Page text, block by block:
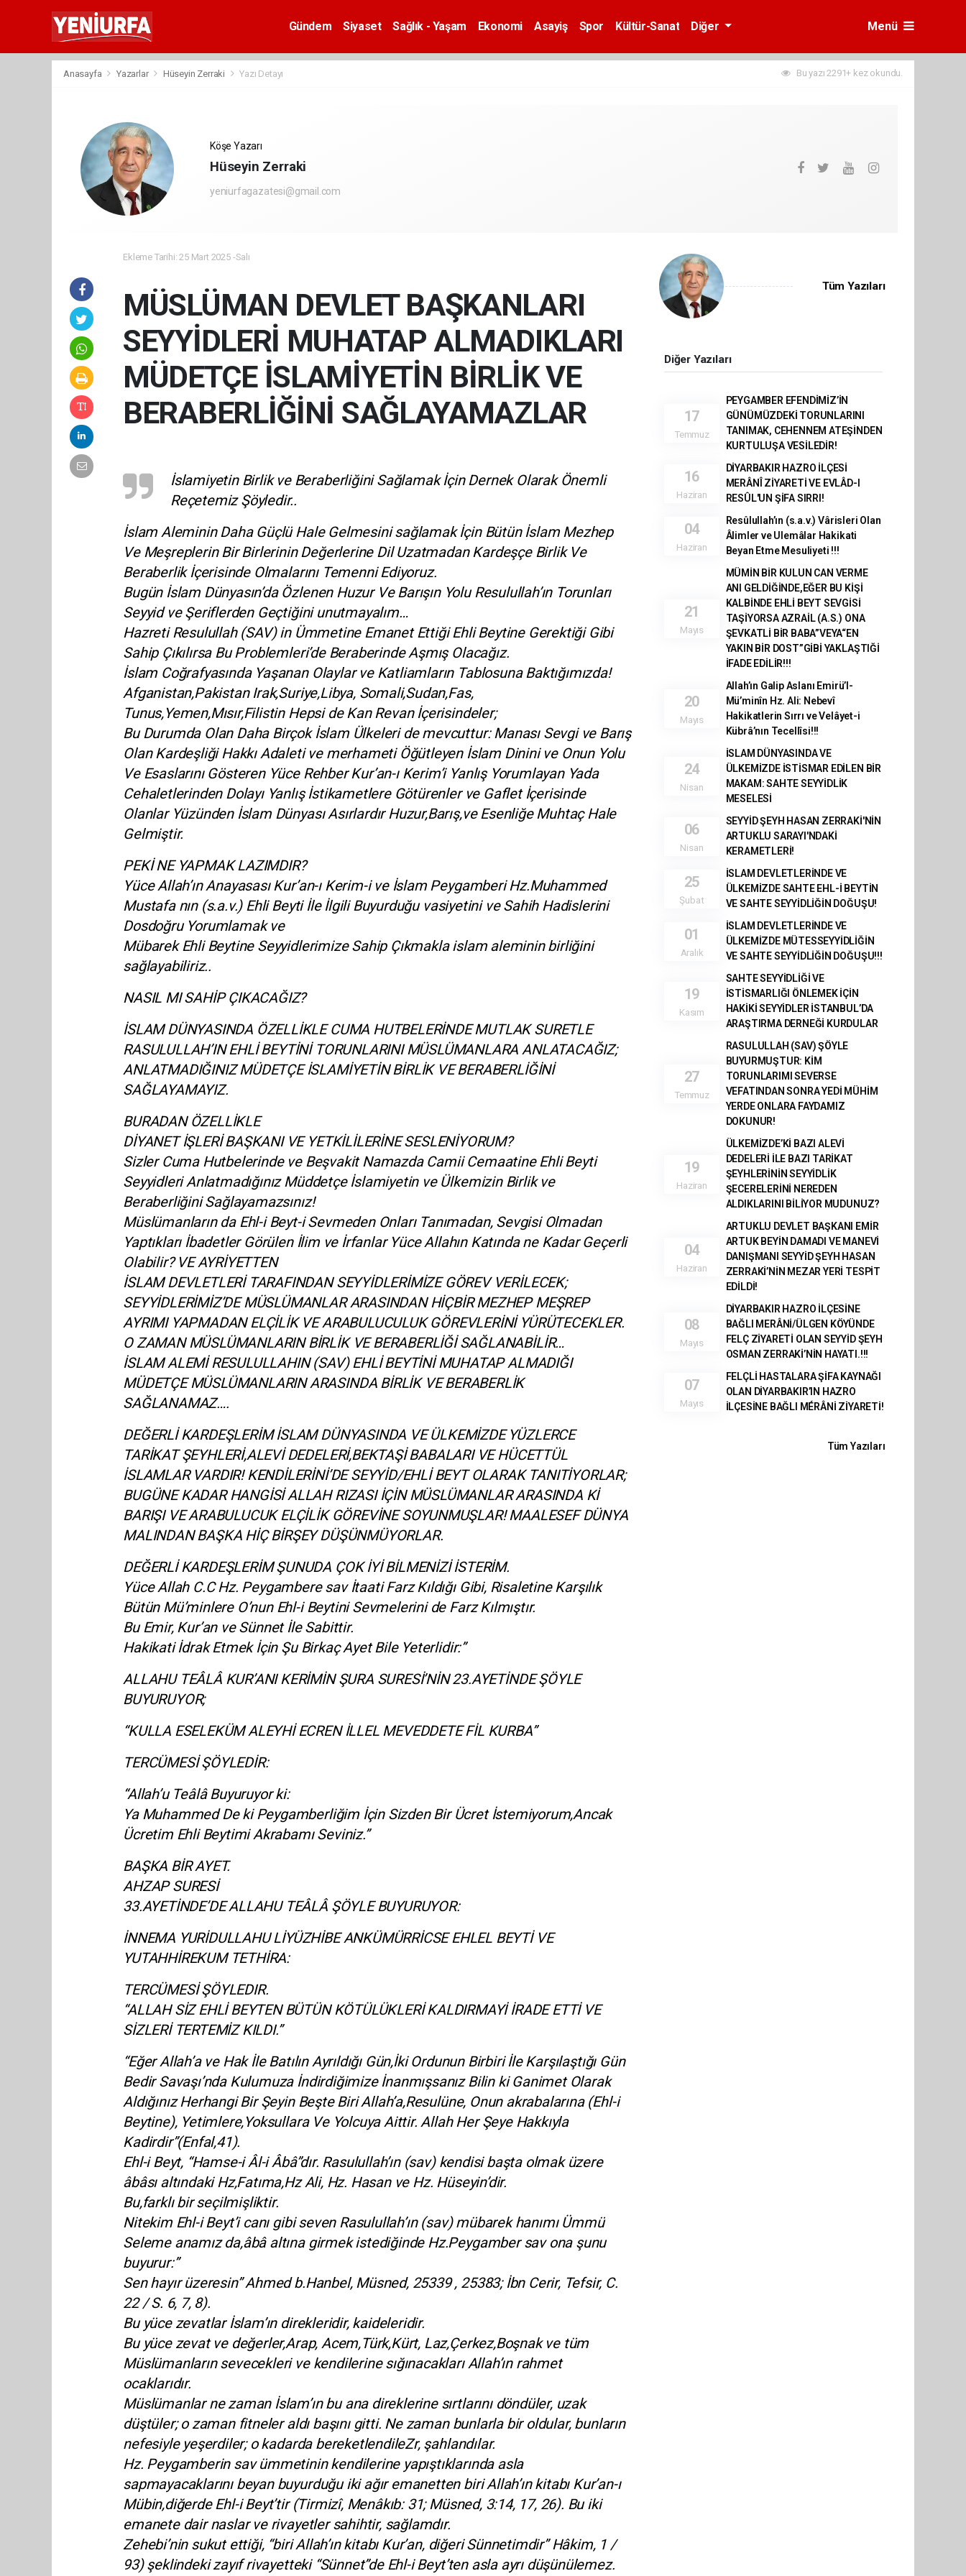
Gündem Siyaset Sağlık - Yaşam Ekonomi Asayiş Spor Kültür-Sanat Diğer Menü
Anasayfa Yazarlar Hüseyin Zerraki Yazı Detayı Bu yazı 2291+ kez okundu.
Köşe Yazarı
Hüseyin Zerraki
yeniurfagazatesi@gmail.com
Ekleme Tarihi: 25 Mart 2025 -Salı
MÜSLÜMAN DEVLET BAŞKANLARI
SEYYİDLERİ MUHATAP ALMADIKLARI
MÜDETÇE İSLAMİYETİN BİRLİK VE
BERABERLİĞİNİ SAĞLAYAMAZLAR
İslamiyetin Birlik ve Beraberliğini Sağlamak İçin Dernek Olarak Önemli
Reçetemiz Şöyledir..
İslam Aleminin Daha Güçlü Hale Gelmesini sağlamak İçin Bütün İslam Mezhep
Ve Meşreplerin Bir Birlerinin Değerlerine Dil Uzatmadan Kardeşçe Birlik Ve
Beraberlik İçerisinde Olmalarını Temenni Ediyoruz.
Bugün İslam Dünyasın’da Özlenen Huzur Ve Barışın Yolu Resulullah’ın Torunları
Seyyid ve Şeriflerden Geçtiğini unutmayalım…
Hazreti Resulullah (SAV) in Ümmetine Emanet Ettiği Ehli Beytine Gerektiği Gibi
Sahip Çıkılırsa Bu Problemleri’de Beraberinde Aşmış Olacağız.
İslam Coğrafyasında Yaşanan Olaylar ve Katliamların Tablosuna Baktığımızda!
Afganistan,Pakistan Irak,Suriye,Libya, Somali,Sudan,Fas,
Tunus,Yemen,Mısır,Filistin Hepsi de Kan Revan İçerisindeler;
Bu Durumda Olan Daha Birçok İslam Ülkeleri de mevcuttur: Manası Sevgi ve Barış
Olan Kardeşliği Hakkı Adaleti ve merhameti Öğütleyen İslam Dinini ve Onun Yolu
Ve Esaslarını Gösteren Yüce Rehber Kur’an-ı Kerim’i Yanlış Yorumlayan Yada
Cehaletlerinden Dolayı Yanlış İstikametlere Götürenler ve Gaflet İçerisinde
Olanlar Yüzünden İslam Dünyası Asırlardır Huzur,Barış,ve Esenliğe Muhtaç Hale
Gelmiştir.
PEKİ NE YAPMAK LAZIMDIR?
Yüce Allah’ın Anayasası Kur’an-ı Kerim-i ve İslam Peygamberi Hz.Muhammed
Mustafa nın (s.a.v.) Ehli Beyti İle İlgili Buyurduğu vasiyetini ve Sahih Hadislerini
Dosdoğru Yorumlamak ve
Mübarek Ehli Beytine Seyyidlerimize Sahip Çıkmakla islam aleminin birliğini
sağlayabiliriz..
NASIL MI SAHİP ÇIKACAĞIZ?
İSLAM DÜNYASINDA ÖZELLİKLE CUMA HUTBELERİNDE MUTLAK SURETLE
RASULULLAH’IN EHLİ BEYTİNİ TORUNLARINI MÜSLÜMANLARA ANLATACAĞIZ;
ANLATMADIĞINIZ MÜDETÇE İSLAMİYETİN BİRLİK VE BERABERLİĞİNİ
SAĞLAYAMAYIZ.
BURADAN ÖZELLİKLE
DİYANET İŞLERİ BAŞKANI VE YETKİLİLERİNE SESLENİYORUM?
Sizler Cuma Hutbelerinde ve Beşvakit Namazda Camii Cemaatine Ehli Beyti
Seyyidleri Anlatmadığınız Müddetçe İslamiyetin ve Ülkemizin Birlik ve
Beraberliğini Sağlayamazsınız!
Müslümanların da Ehl-i Beyt-i Sevmeden Onları Tanımadan, Sevgisi Olmadan
Yaptıkları İbadetler Görülen İlim ve İrfanlar Yüce Allahın Katında ne Kadar Geçerli
Olabilir? VE AYRİYETTEN
İSLAM DEVLETLERİ TARAFINDAN SEYYİDLERİMİZE GÖREV VERİLECEK;
SEYYİDLERİMİZ’DE MÜSLÜMANLAR ARASINDAN HİÇBİR MEZHEP MEŞREP
AYRIMI YAPMADAN ELÇİLİK VE ARABULUCULUK GÖREVLERİNİ YÜRÜTECEKLER.
O ZAMAN MÜSLÜMANLARIN BİRLİK VE BERABERLİĞİ SAĞLANABİLİR…
İSLAM ALEMİ RESULULLAHIN (SAV) EHLİ BEYTİNİ MUHATAP ALMADIĞI
MÜDETÇE MÜSLÜMANLARIN ARASINDA BİRLİK VE BERABERLİK
SAĞLANAMAZ….
DEĞERLİ KARDEŞLERİM İSLAM DÜNYASINDA VE ÜLKEMİZDE YÜZLERCE
TARİKAT ŞEYHLERİ,ALEVİ DEDELERİ,BEKTAŞİ BABALARI VE HÜCETTÜL
İSLAMLAR VARDIR! KENDİLERİNİ’DE SEYYİD/EHLİ BEYT OLARAK TANITİYORLAR;
BUGÜNE KADAR HANGİSİ ALLAH RIZASI İÇİN MÜSLÜMANLAR ARASINDA Kİ
BARIŞI VE ARABULUCUK ELÇİLİK GÖREVİNE SOYUNMUŞLAR! MAALESEF DÜNYA
MALINDAN BAŞKA HİÇ BİRŞEY DÜŞÜNMÜYORLAR.
DEĞERLİ KARDEŞLERİM ŞUNUDA ÇOK İYİ BİLMENİZİ İSTERİM.
Yüce Allah C.C Hz. Peygambere sav İtaati Farz Kıldığı Gibi, Risaletine Karşılık
Bütün Mü’minlere O’nun Ehl-i Beytini Sevmelerini de Farz Kılmıştır.
Bu Emir, Kur’an ve Sünnet İle Sabittir.
Hakikati İdrak Etmek İçin Şu Birkaç Ayet Bile Yeterlidir:”
ALLAHU TEÂLÂ KUR’ANI KERİMİN ŞURA SURESİ’NİN 23.AYETİNDE ŞÖYLE
BUYURUYOR;
“KULLA ESELEKÜM ALEYHİ ECREN İLLEL MEVEDDETE FİL KURBA”
TERCÜMESİ ŞÖYLEDİR:
“Allah’u Teâlâ Buyuruyor ki:
Ya Muhammed De ki Peygamberliğim İçin Sizden Bir Ücret İstemiyorum,Ancak
Ücretim Ehli Beytimi Akrabamı Seviniz.”
BAŞKA BİR AYET.
AHZAP SURESİ
33.AYETİNDE’DE ALLAHU TEÂLÂ ŞÖYLE BUYURUYOR:
İNNEMA YURİDULLAHU LİYÜZHİBE ANKÜMÜRRİCSE EHLEL BEYTİ VE
YUTAHHİREKUM TETHİRA:
TERCÜMESİ ŞÖYLEDIR.
“ALLAH SİZ EHLİ BEYTEN BÜTÜN KÖTÜLÜKLERİ KALDIRMAYİ İRADE ETTİ VE
SİZLERİ TERTEMİZ KILDI.”
“Eğer Allah’a ve Hak İle Batılın Ayrıldığı Gün,İki Ordunun Birbiri İle Karşılaştığı Gün
Bedir Savaşı’nda Kulumuza İndirdiğimize İnanmışsanız Bilin ki Ganimet Olarak
Aldığınız Herhangi Bir Şeyin Beşte Biri Allah’a,Resulüne, Onun akrabalarına (Ehl-i
Beytine), Yetimlere,Yoksullara Ve Yolcuya Aittir. Allah Her Şeye Hakkıyla
Kadirdir”(Enfal,41).
Ehl-i Beyt, “Hamse-i Âl-i Âbâ”dır. Rasulullah’ın (sav) kendisi başta olmak üzere
âbâsı altındaki Hz,Fatıma,Hz Ali, Hz. Hasan ve Hz. Hüseyin’dir.
Bu,farklı bir seçilmişliktir.
Nitekim Ehl-i Beyt’i canı gibi seven Rasulullah’ın (sav) mübarek hanımı Ümmü
Seleme anamız da,âbâ altına girmek istediğinde Hz.Peygamber sav ona şunu
buyurur:”
Sen hayır üzeresin” Ahmed b.Hanbel, Müsned, 25339 , 25383; İbn Cerir, Tefsir, C.
22 / S. 6, 7, 8).
Bu yüce zevatlar İslam’ın direkleridir, kaideleridir.
Bu yüce zevat ve değerler,Arap, Acem,Türk,Kürt, Laz,Çerkez,Boşnak ve tüm
Müslümanların sevecekleri ve kendilerine sığınacakları Allah’ın rahmet
ocaklarıdır.
Müslümanlar ne zaman İslam’ın bu ana direklerine sırtlarını döndüler, uzak
düştüler; o zaman fitneler aldı başını gitti. Ne zaman bunlarla bir oldular, bunların
nefesiyle yeşerdiler; o kadarda bereketlendileZr, şahlandılar.
Hz. Peygamberin sav ümmetinin kendilerine yapıştıklarında asla
sapmayacaklarını beyan buyurduğu iki ağır emanetten biri Allah’ın kitabı Kur’an-ı
Mübin,diğerde Ehl-i Beyt’tir (Tirmizî, Menâkıb: 31; Müsned, 3:14, 17, 26). Bu iki
emanete dair naslar ve rivayetler sahihtir, sağlamdır.
Zehebi’nin sukut ettiği, “biri Allah’ın kitabı Kur’an, diğeri Sünnetimdir” Hâkim, 1 /
93) şeklindeki zayıf rivayetteki “Sünnet”de Ehl-i Beyt’ten asla ayrı düşünülemez.
Tüm Yazıları
Diğer Yazıları
17
Temmuz
PEYGAMBER EFENDİMİZ’İN
GÜNÜMÜZDEKİ TORUNLARINI
TANIMAK, CEHENNEM ATEŞİNDEN
KURTULUŞA VESİLEDİR!
16
Haziran
DİYARBAKIR HAZRO İLÇESİ
MERÂNÎ ZİYARETİ VE EVLÂD-I
RESÛL'UN ŞİFA SIRRI!
04
Haziran
Resûlullah’ın (s.a.v.) Vârisleri Olan
Âlimler ve Ulemâlar Hakikati
Beyan Etme Mesuliyeti !!!
21
Mayıs
MÜMİN BİR KULUN CAN VERME
ANI GELDİĞİNDE,EĞER BU KİŞİ
KALBİNDE EHLİ BEYT SEVGİSİ
TAŞİYORSA AZRAİL (A.S.) ONA
ŞEVKATLİ BİR BABA”VEYA“EN
YAKIN BİR DOST”GİBİ YAKLAŞTIĞİ
İFADE EDİLİR!!!
20
Mayıs
Allah’ın Galip Aslanı Emirü’l-
Mü’minîn Hz. Ali: Nebevî
Hakikatlerin Sırrı ve Velâyet-i
Kübrâ’nın Tecellîsi!!!
24
Nisan
​İSLAM DÜNYASINDA VE
ÜLKEMİZDE İSTİSMAR EDİLEN BİR
MAKAM: SAHTE SEYYİDLİK
MESELESİ
06
Nisan
SEYYİD ŞEYH HASAN ZERRAKİ'NİN
ARTUKLU SARAYI'NDAKİ
KERAMETLERİ!
25
Şubat
İSLAM DEVLETLERİNDE VE
ÜLKEMİZDE SAHTE EHL-İ BEYTİN
VE SAHTE SEYYİDLİĞİN DOĞUŞU!
01
Aralık
İSLAM DEVLETLERİNDE VE
ÜLKEMİZDE MÜTESSEYYİDLİĞİN
VE SAHTE SEYYİDLİĞİN DOĞUŞU!!!
19
Kasım
SAHTE SEYYİDLİĞİ VE
İSTİSMARLIĞI ÖNLEMEK İÇİN
HAKİKİ SEYYİDLER İSTANBUL’DA
ARAŞTIRMA DERNEĞİ KURDULAR
27
Temmuz
RASULULLAH (SAV) ŞÖYLE
BUYURMUŞTUR: KİM
TORUNLARIMI SEVERSE
VEFATINDAN SONRA YEDİ MÜHİM
YERDE ONLARA FAYDAMIZ
DOKUNUR!
19
Haziran
ÜLKEMİZDE’Kİ BAZI ALEVİ
DEDELERİ İLE BAZI TARİKAT
ŞEYHLERİNİN SEYYİDLİK
ŞECERELERİNİ NEREDEN
ALDIKLARINI BİLİYOR MUDUNUZ?
04
Haziran
ARTUKLU DEVLET BAŞKANI EMİR
ARTUK BEYİN DAMADI VE MANEVİ
DANIŞMANI SEYYİD ŞEYH HASAN
ZERRAKİ’NİN MEZAR YERİ TESPİT
EDİLDİ!
08
Mayıs
DİYARBAKIR HAZRO İLÇESİNE
BAĞLI MERÂNİ/ÜLGEN KÖYÜNDE
FELÇ ZİYARETİ OLAN SEYYİD ŞEYH
OSMAN ZERRAKİ’NİN HAYATI.!!!
07
Mayıs
FELÇLİ HASTALARA ŞİFA KAYNAĞI
OLAN DİYARBAKIR’IN HAZRO
İLÇESİNE BAĞLI MÉRÂNİ ZİYARETİ!
Tüm Yazıları